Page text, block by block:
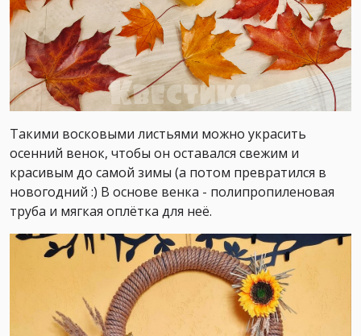
Такими восковыми листьями можно украсить
осенний венок, чтобы он оставался свежим и
красивым до самой зимы (а потом превратился в
новогодний :) В основе венка - полипропиленовая
труба и мягкая оплётка для неё.